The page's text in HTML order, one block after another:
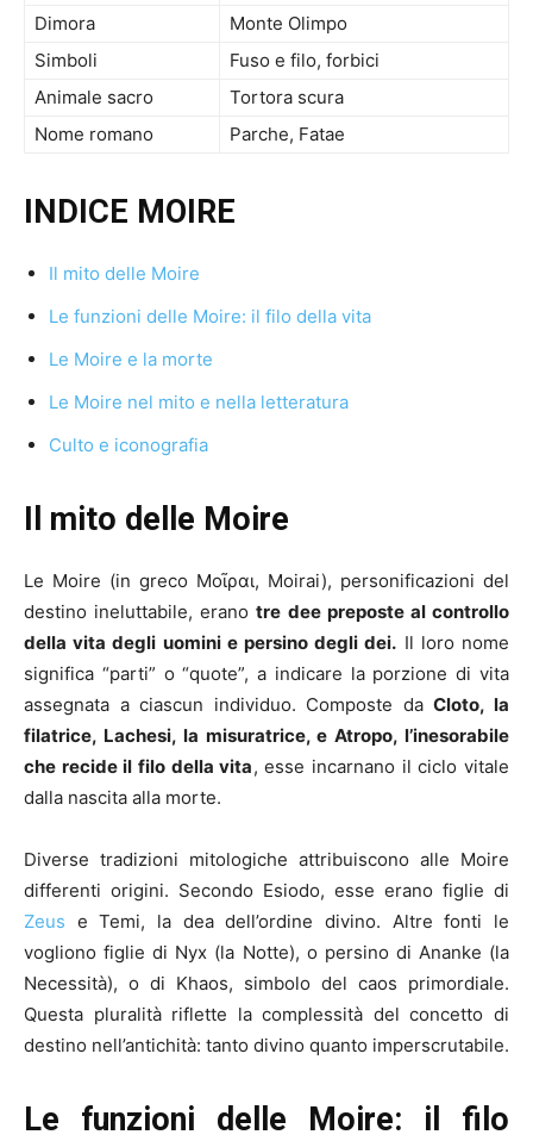
Dimora
Monte Olimpo
Simboli
Fuso e filo, forbici
Animale sacro
Tortora scura
Nome romano
Parche, Fatae
INDICE MOIRE
Il mito delle Moire
Le funzioni delle Moire: il filo della vita
Le Moire e la morte
Le Moire nel mito e nella letteratura
Culto e iconografia
Il mito delle Moire
Le Moire (in greco Μοῖραι, Moirai), personificazioni del
destino ineluttabile, eranotre dee preposte al controllo
della vita degli uomini e persino degli dei. Il loro nome
significa “parti” o “quote”, a indicare la porzione di vita
assegnata a ciascun individuo. Composte daCloto, la
filatrice, Lachesi, la misuratrice, e Atropo, l’inesorabile
che recide il filo della vita, esse incarnano il ciclo vitale
dalla nascita alla morte.
Diverse tradizioni mitologiche attribuiscono alle Moire
differenti origini. Secondo Esiodo, esse erano figlie di
Zeus e Temi, la dea dell’ordine divino. Altre fonti le
vogliono figlie di Nyx (la Notte), o persino di Ananke (la
Necessità), o di Khaos, simbolo del caos primordiale.
Questa pluralità riflette la complessità del concetto di
destino nell’antichità: tanto divino quanto imperscrutabile.
Le funzioni delle Moire: il filo